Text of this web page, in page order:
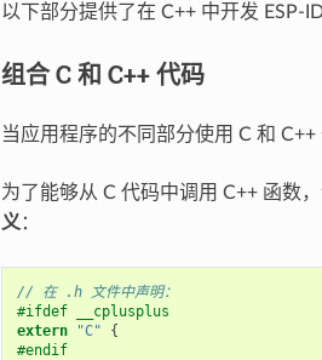
以下部分提供了在 C++ 中开发 ESP-
组合 C 和 C++ 代码
当应用程序的不同部分使用 C 和
为了能够从 C 代码中调用 C++ 函数
义 ：
// 在 .h 文件中声明：
#ifdef __cplusplus
extern
"C"
{
#endif